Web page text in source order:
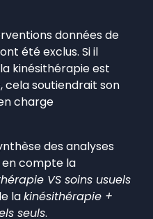
données de
été exclus. Si il
kinésithérapie est
cela soutiendrait son
charge
des analyses
compte la
VS soins usuels
lakinésithérapie +
seuls.